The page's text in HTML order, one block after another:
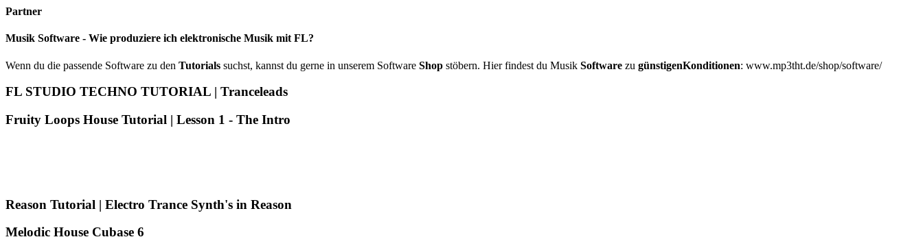
Partner
Musik Software - Wie produziere ich elektronische Musik mit FL?
Wenn du die passende Software zu den Tutorials suchst, kannst du gerne in unserem Software Shop stöbern. Hier findest du Musik Software zu günstigenKonditionen: www.mp3tht.de/shop/software/
FL STUDIO TECHNO TUTORIAL | Tranceleads
Fruity Loops House Tutorial | Lesson 1 - The Intro
Reason Tutorial | Electro Trance Synth's in Reason
Melodic House Cubase 6